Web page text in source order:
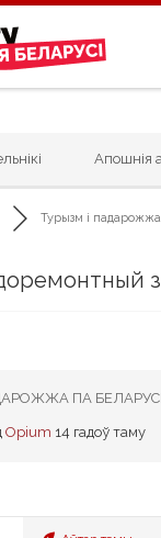
Апошнія
Турызм і
ПА БЕЛАРУСІ
Opium 14 гадоў таму